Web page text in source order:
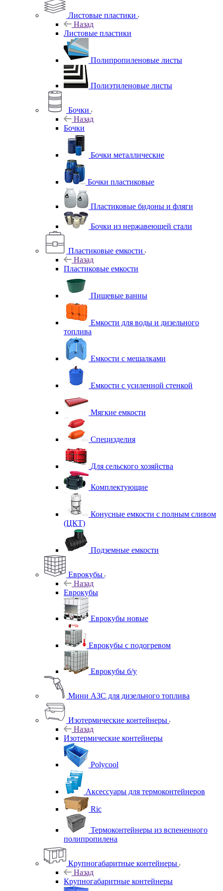
Листовые пластики
Назад
Листовые пластики
Полипропиленовые листы
Полиэтиленовые листы
Бочки
Назад
Бочки
Бочки металлические
Бочки пластиковые
Пластиковые бидоны и фляги
Бочки из нержавеющей стали
Пластиковые емкости
Назад
Пластиковые емкости
Пищевые ванны
Емкости для воды и дизельного
топлива
Емкости с мешалками
Емкости с усиленной стенкой
Мягкие емкости
Специзделия
Для сельского хозяйства
Комплектующие
Конусные емкости с полным сливом
(ЦКТ)
Подземные емкости
Еврокубы
Назад
Еврокубы
Еврокубы новые
Еврокубы с подогревом
Еврокубы б/у
Мини АЗС для дизельного топлива
Изотермические контейнеры
Назад
Изотермические контейнеры
Polycool
Аксессуары для термоконтейнеров
Ric
Термоконтейнеры из вспененного
полипропилена
Крупногабаритные контейнеры
Назад
Крупногабаритные контейнеры